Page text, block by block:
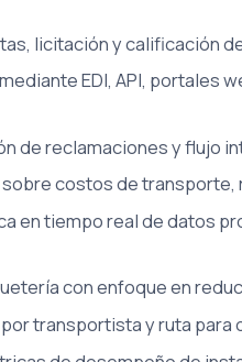
licitación y calificación
EDI, API, portales
de reclamaciones y flujo
costos de
en tiempo real de datos
con enfoque en
transportista y ruta